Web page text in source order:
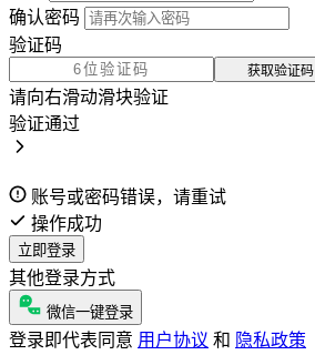
确认密码
验证码
获取验证码
请向右滑动滑块验证
验证通过
账号或密码错误，请重试
操作成功
立即登录
其他登录方式
微信一键登录
登录即代表同意 用户协议 和 隐私政策